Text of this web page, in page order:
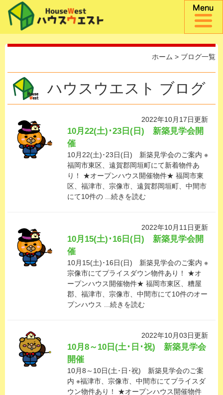
ホーム > ブログ一覧
ハウスウエスト ブログ
2022年10月17日更新
10月22(土)･23日(日) 新築見学会開
催
10月22(土)･23日(日) 新築見学会のご案内 ※
福岡市東区、遠賀郡岡垣町にて新着物件あ
り！ ★オープンハウス開催物件★ 福岡市東
区、福津市、宗像市、遠賀郡岡垣町、中間市
にて10件の ...続きを読む
2022年10月11日更新
10月15(土)･16日(日) 新築見学会開
催
10月15(土)･16日(日) 新築見学会のご案内 ※
宗像市にてプライスダウン物件あり！ ★オ
ープンハウス開催物件★ 福岡市東区、糟屋
郡、福津市、宗像市、中間市にて10件のオー
プンハウス ...続きを読む
2022年10月03日更新
10月8～10日(土･日･祝) 新築見学会
開催
10月8～10日(土･日･祝) 新築見学会のご案
内 ※福津市、宗像市、中間市にてプライスダ
ウン物件あり！ ★オープンハウス開催物件